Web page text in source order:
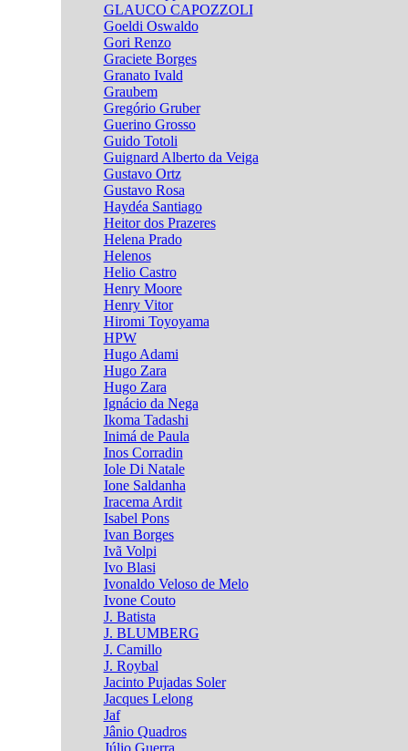
GLAUCO CAPOZZOLI
Goeldi Oswaldo
Gori Renzo
Graciete Borges
Granato Ivald
Graubem
Gregório Gruber
Guerino Grosso
Guido Totoli
Guignard Alberto da Veiga
Gustavo Ortz
Gustavo Rosa
Haydéa Santiago
Heitor dos Prazeres
Helena Prado
Helenos
Helio Castro
Henry Moore
Henry Vitor
Hiromi Toyoyama
HPW
Hugo Adami
Hugo Zara
Hugo Zara
Ignácio da Nega
Ikoma Tadashi
Inimá de Paula
Inos Corradin
Iole Di Natale
Ione Saldanha
Iracema Ardit
Isabel Pons
Ivan Borges
Ivã Volpi
Ivo Blasi
Ivonaldo Veloso de Melo
Ivone Couto
J. Batista
J. BLUMBERG
J. Camillo
J. Roybal
Jacinto Pujadas Soler
Jacques Lelong
Jaf
Jânio Quadros
Júlio Guerra